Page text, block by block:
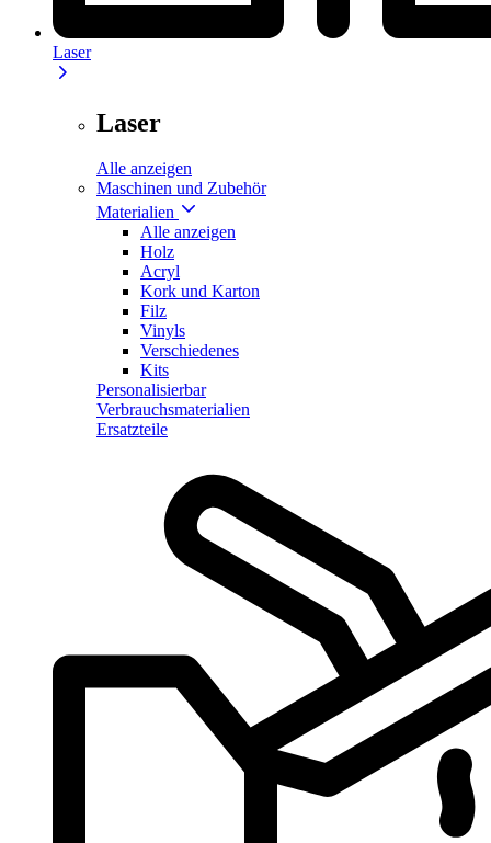
Laser
Laser
Alle anzeigen
Maschinen und Zubehör
Materialien
Alle anzeigen
Holz
Acryl
Kork und Karton
Filz
Vinyls
Verschiedenes
Kits
Personalisierbar
Verbrauchsmaterialien
Ersatzteile